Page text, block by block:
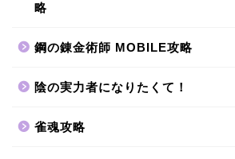
略
鋼の錬金術師 MOBILE攻略
陰の実力者になりたくて！
雀魂攻略